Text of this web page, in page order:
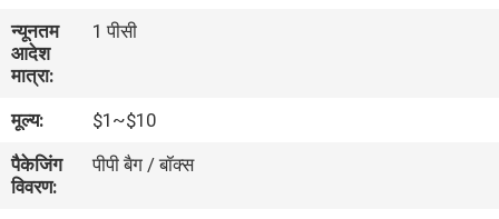
गुणवत्ता
नियंत्रण
संपर्क
करें
न्यूनतम
आदेश
मात्रा:
1 पीसी
मूल्य:
$1~$10
पैकेजिंग
विवरण:
पीपी बैग / बॉक्स